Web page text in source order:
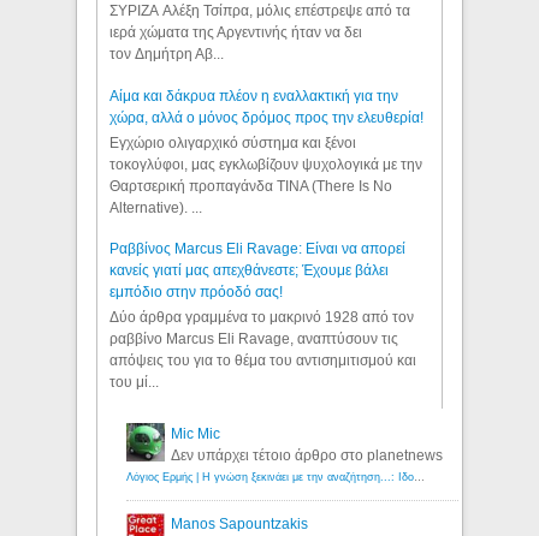
ΣΥΡΙΖΑ Αλέξη Τσίπρα, μόλις επέστρεψε από τα
ιερά χώματα της Αργεντινής ήταν να δει
τον Δημήτρη Αβ...
Αίμα και δάκρυα πλέον η εναλλακτική για την
χώρα, αλλά ο μόνος δρόμος προς την ελευθερία!
Εγχώριο ολιγαρχικό σύστημα και ξένοι
τοκογλύφοι, μας εγκλωβίζουν ψυχολογικά με την
Θαρτσερική προπαγάνδα TINA (There Is No
Alternative). ...
Ραββίνος Marcus Eli Ravage: Είναι να απορεί
κανείς γιατί μας απεχθάνεστε; Έχουμε βάλει
εμπόδιο στην πρόοδό σας!
Δύο άρθρα γραμμένα το μακρινό 1928 από τον
ραββίνο Marcus Eli Ravage, αναπτύσουν τις
απόψεις του για το θέμα του αντισημιτισμού και
του μί...
Mic Mic
Δεν υπάρχει τέτοιο άρθρο στο planetnews
Λόγιος Ερμής | Η γνώση ξεκινάει με την αναζήτηση...: Ιδού οι 18 που χρωστούν 11 δις ευρώ!
Manos Sapountzakis